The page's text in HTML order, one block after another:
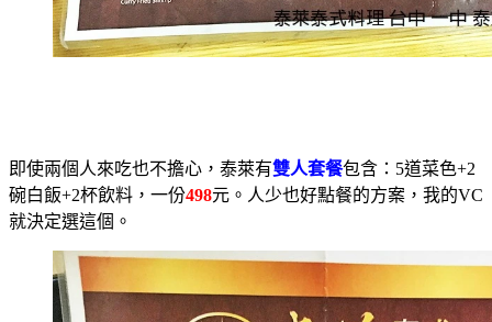
即使兩個人來吃也不擔心，泰萊有雙人套餐包含：5道菜色+2
碗白飯+2杯飲料，一份498元。人少也好點餐的方案，我的VC
就決定選這個。